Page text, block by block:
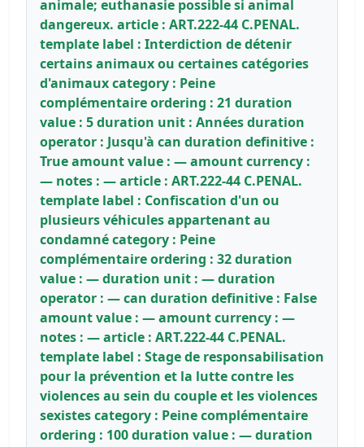
animale; euthanasie possible si animal
dangereux. article : ART.222-44 C.PENAL.
template label : Interdiction de détenir
certains animaux ou certaines catégories
d'animaux category : Peine
complémentaire ordering : 21 duration
value : 5 duration unit : Années duration
operator : Jusqu'à can duration definitive :
True amount value : — amount currency :
— notes : — article : ART.222-44 C.PENAL.
template label : Confiscation d'un ou
plusieurs véhicules appartenant au
condamné category : Peine
complémentaire ordering : 32 duration
value : — duration unit : — duration
operator : — can duration definitive : False
amount value : — amount currency : —
notes : — article : ART.222-44 C.PENAL.
template label : Stage de responsabilisation
pour la prévention et la lutte contre les
violences au sein du couple et les violences
sexistes category : Peine complémentaire
ordering : 100 duration value : — duration